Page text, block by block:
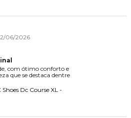
06/2026
com ótimo conforto e
que se destaca dentre
Dc Course XL -